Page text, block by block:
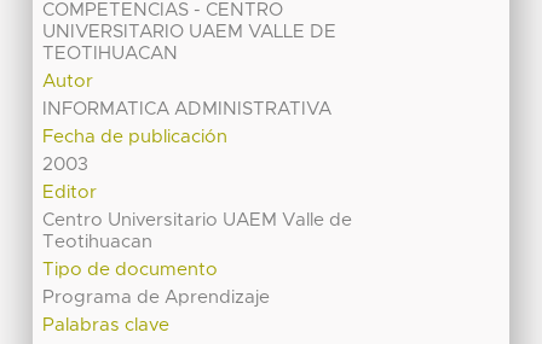
COMPETENCIAS - CENTRO
UNIVERSITARIO UAEM VALLE DE
TEOTIHUACAN
Autor
INFORMATICA ADMINISTRATIVA
Fecha de publicación
2003
Editor
Centro Universitario UAEM Valle de
Teotihuacan
Tipo de documento
Programa de Aprendizaje
Palabras clave